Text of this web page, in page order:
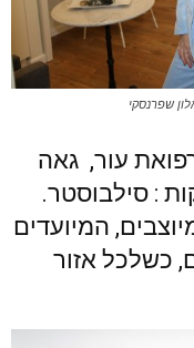
שפרנסקי
עור, גאה
: סילבוסטר.
המיועדים
כשלכל אזור